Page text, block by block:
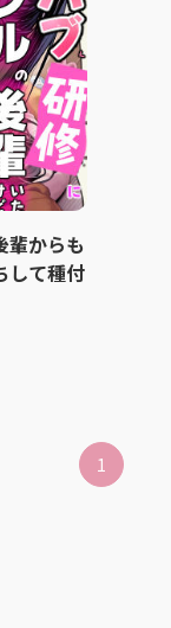
輩からも
して種付
1